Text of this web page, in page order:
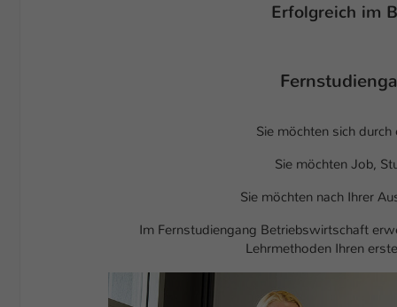
Erfolgreich im
Sie möchten sich
Sie möchten Job,
Sie möchten nach Ihrer
Im Fernstudiengang Betriebswirtschaft
Lehrmethoden Ihren